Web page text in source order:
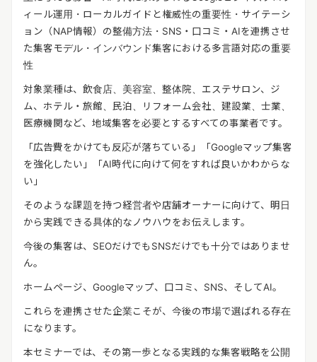
ィール運用・ローカルガイドと権威性の重要性・サイテーシ
ョン（NAP情報）の整備方法・SNS・口コミ・AIを連携させ
た集客モデル・インバウンド集客における多言語対応の重要
性
対象業種は、飲食店、美容室、整体院、エステサロン、ジ
ム、ホテル・旅館、民泊、リフォーム会社、建設業、士業、
医療機関など、地域集客を必要とするすべての事業者です。
「広告費をかけても反応が落ちている」「Googleマップ集客
を強化したい」「AI時代に向けて何をすれば良いかわからな
い」
そのような課題を持つ経営者や店舗オーナーに向けて、明日
から実践できる具体的なノウハウをお伝えします。
今後の集客は、SEOだけでもSNSだけでも十分ではありませ
ん。
ホームページ、Googleマップ、口コミ、SNS、そしてAI。
これらを連携させた企業こそが、今後の市場で選ばれる存在
になります。
本セミナーでは、その第一歩となる実践的な集客戦略を公開